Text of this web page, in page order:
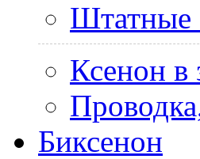
Штатные
Ксенон в
Биксенон